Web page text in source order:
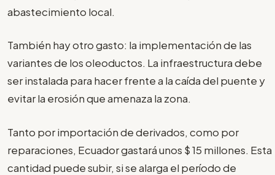
abastecimiento local.
También hay otro gasto: la implementación de las
variantes de los oleoductos. La infraestructura debe
ser instalada para hacer frente a la caída del puente y
evitar la erosión que amenaza la zona.
Tanto por importación de derivados, como por
reparaciones, Ecuador gastará unos $ 15 millones. Esta
cantidad puede subir, si se alarga el período de